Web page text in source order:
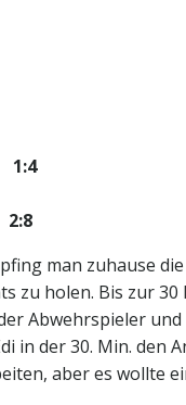
man zuhause
zu holen. Bis zur
Abwehrspieler
in der 30. Min. den
aber es wollte